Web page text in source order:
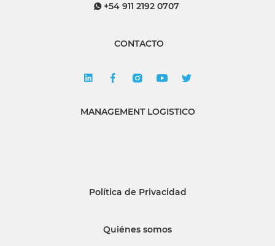
+54 911 2192 0707
CONTACTO
MANAGEMENT LOGISTICO
Política de Privacidad
Quiénes somos